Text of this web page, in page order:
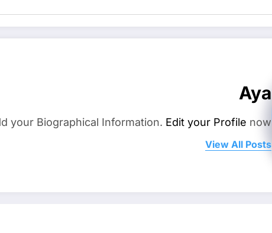
Aya
your Biographical Information. Edit your Profile now.
View All Posts